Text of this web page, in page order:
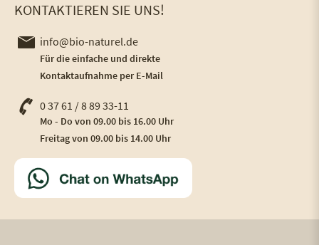
KONTAKTIEREN SIE UNS!
info@bio-naturel.de
Für die einfache und direkte
Kontaktaufnahme per E-Mail
0 37 61 / 8 89 33-11
Mo - Do von 09.00 bis 16.00 Uhr
Freitag von 09.00 bis 14.00 Uhr